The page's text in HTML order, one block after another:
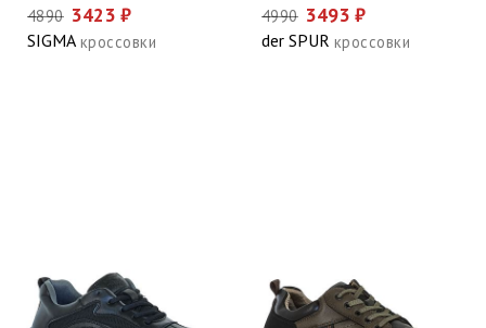
4890 3423 ₽
SIGMA кроссовки
4990 3493 ₽
der SPUR кроссовки